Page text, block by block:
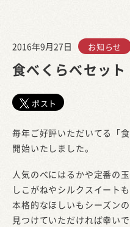
2016年9月27日 お知らせ
食べくらべセット
ポスト
毎年ご好評いただいてる「
開始いたしました。
人気のべにはるかや定番の
しこがねやシルクスイート
本格的なほしいもシーズン
見つけていただければ幸いで